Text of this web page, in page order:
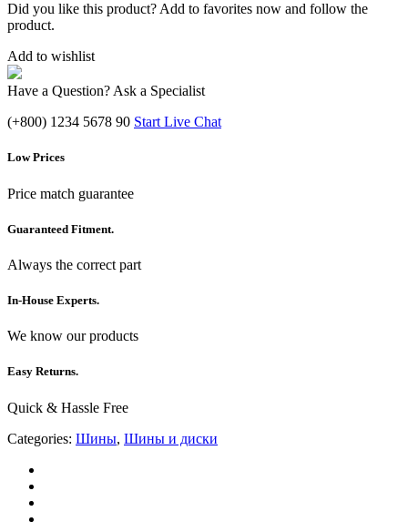
Did you like this product? Add to favorites now and follow the
product.
Add to wishlist
Have a Question? Ask a Specialist
(+800) 1234 5678 90 Start Live Chat
Low Prices
Price match guarantee
Guaranteed Fitment.
Always the correct part
In-House Experts.
We know our products
Easy Returns.
Quick & Hassle Free
Categories: Шины, Шины и диски